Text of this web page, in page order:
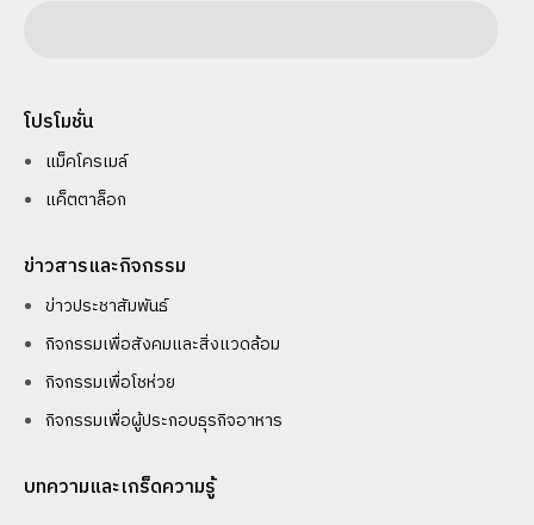
โปรโมชั่น
แม็คโครเมล์
แค็ตตาล็อก
ข่าวสารและกิจกรรม
ข่าวประชาสัมพันธ์
กิจกรรมเพื่อสังคมและสิ่งแวดล้อม
กิจกรรมเพื่อโชห่วย
กิจกรรมเพื่อผู้ประกอบธุรกิจอาหาร
บทความและเกร็ดความรู้